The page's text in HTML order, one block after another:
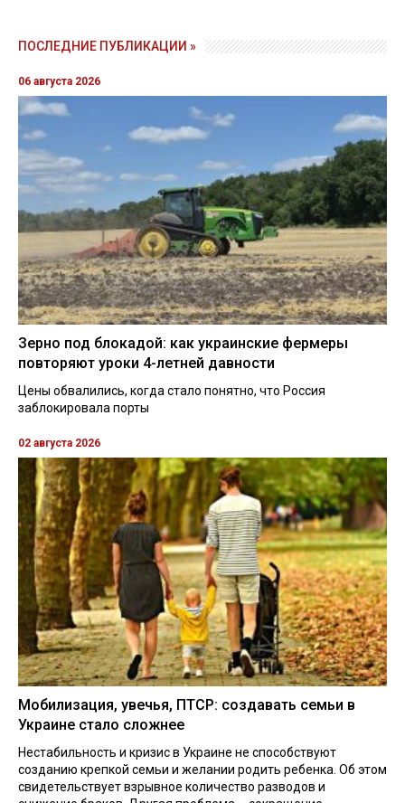
ПОСЛЕДНИЕ ПУБЛИКАЦИИ »
06 августа 2026
Зерно под блокадой: как украинские фермеры
повторяют уроки 4-летней давности
Цены обвалились, когда стало понятно, что Россия
заблокировала порты
02 августа 2026
Мобилизация, увечья, ПТСР: создавать семьи в
Украине стало сложнее
Нестабильность и кризис в Украине не способствуют
созданию крепкой семьи и желании родить ребенка. Об этом
свидетельствует взрывное количество разводов и